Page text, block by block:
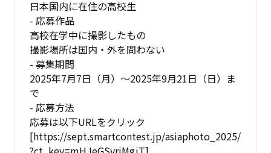
日本国内に在住の高校生
- 応募作品
高校在学中に撮影したもの
撮影場所は国内・外を問わない
- 募集期間
2025年7月7日（月）～2025年9月21日（日）ま
で
- 応募方法
応募は以下URLをクリック
[https://sept.smartcontest.jp/asiaphoto_2025/